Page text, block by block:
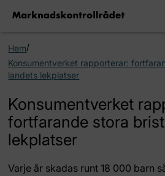
Hem/
Konsumentverket rapporterar:
landets lekplatser
Konsumentverket
fortfarande stora
lekplatser
Varje år skadas runt 18 000 barn